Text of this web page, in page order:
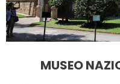
MUSEO